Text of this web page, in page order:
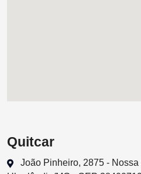
Quitcar
João Pinheiro, 2875 -